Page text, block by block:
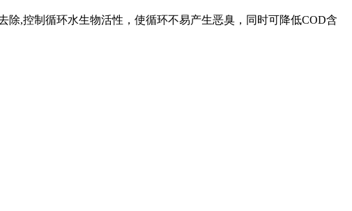
,控制循环水生物活性，使循环不易产生恶臭，同时可降低COD含